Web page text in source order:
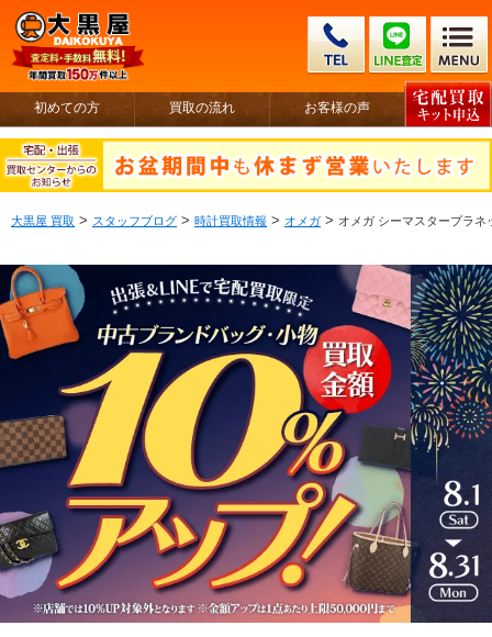
初めての方 買取の流れ お客様の声
大黒屋 買取 > スタッフブログ > 時計買取情報 > オメガ > オメガ シーマスタープラ